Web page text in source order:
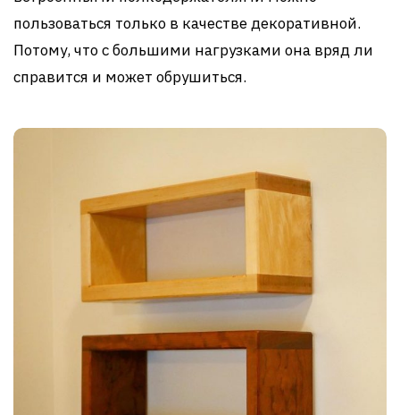
пользоваться только в качестве декоративной.
Потому, что с большими нагрузками она вряд ли
справится и может обрушиться.